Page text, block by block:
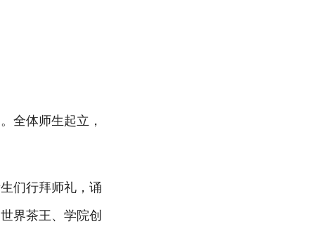
全体师生起立，
们行拜师礼，诵
界茶王、学院创